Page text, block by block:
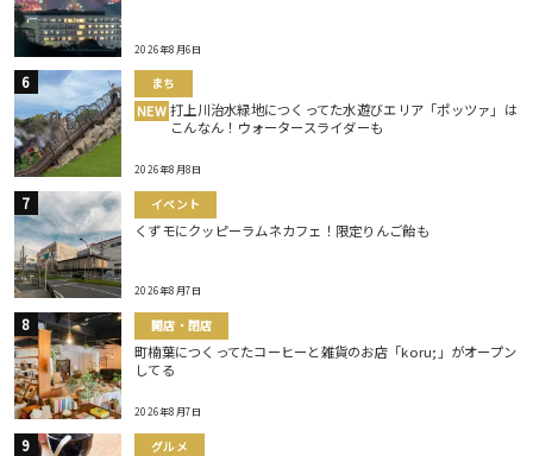
2026年8月6日
まち
NEW 打上川治水緑地につくってた水遊びエリア「ポッツァ」は
こんなん！ウォータースライダーも
2026年8月8日
イベント
くずモにクッピーラムネカフェ！限定りんご飴も
2026年8月7日
開店・閉店
町楠葉につくってたコーヒーと雑貨のお店「koru;」がオープン
してる
2026年8月7日
グルメ